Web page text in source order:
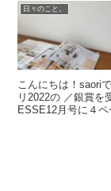
日々のこと。
こんにちは！saori
リ2022の ／銀賞を
ESSE12月号に４